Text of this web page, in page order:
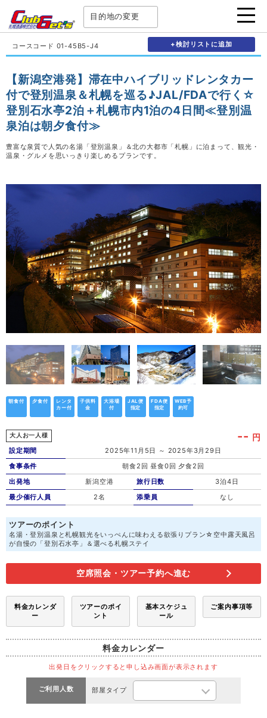
目的地の変更
コースコード 01-45B5-J4 +検討リストに追加
【新潟空港発】滞在中ハイブリッドレンタカー
付で登別温泉＆札幌を巡る♪JAL/FDAで行く☆
登別石水亭2泊＋札幌市内1泊の4日間≪登別温
泉泊は朝夕食付≫
豊富な泉質で人気の名湯「登別温泉」＆北の大都市「札幌」に泊まって、観光・
温泉・グルメを思いっきり楽しめるプランです。
朝食付 夕食付
レンタ
カー付
子供料
金
大浴場
付
JAL便
指定
FDA便
指定
WEB予
約可
大人お一人様 -- 円
設定期間
2025年11月5日 ～ 2025年3月29日
食事条件
朝食2回 昼食0回 夕食2回
出発地
新潟空港
最少催行人員
2名
旅行日数
3泊4日
添乗員
なし
ツアーのポイント
名湯・登別温泉と札幌観光をいっぺんに味わえる欲張りプラン☆空中露天風呂
が自慢の「登別石水亭」＆選べる札幌ステイ
空席照会・ツアー予約へ進む
料金カレンダ
ー
ツアーのポイ
ント
基本スケジュ
ール
ご案内事項等
料金カレンダー
出発日をクリックすると申し込み画面が表示されます
ご利用人数 部屋タイプ